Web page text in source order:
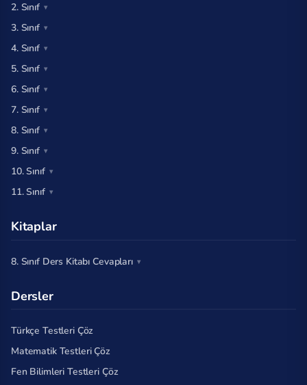
2. Sınıf
3. Sınıf
4. Sınıf
5. Sınıf
6. Sınıf
7. Sınıf
8. Sınıf
9. Sınıf
10. Sınıf
11. Sınıf
Kitaplar
8. Sınıf Ders Kitabı Cevapları
Dersler
Türkçe Testleri Çöz
Matematik Testleri Çöz
Fen Bilimleri Testleri Çöz